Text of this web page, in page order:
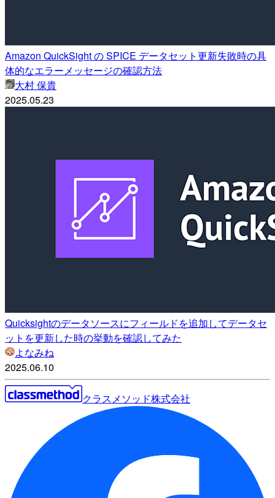
Amazon QuickSight の SPICE データセット更新失敗時の具
体的なエラーメッセージの確認方法
大村 保貴
2025.05.23
Quicksightのデータソースにフィールドを追加してデータセ
ットを更新した時の挙動を確認してみた
よなみね
2025.06.10
クラスメソッド株式会社